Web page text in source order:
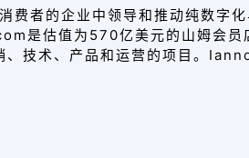
费者的企业中领导和推动纯数字
是估值为570亿美元的山姆会员
技术、产品和运营的项目。